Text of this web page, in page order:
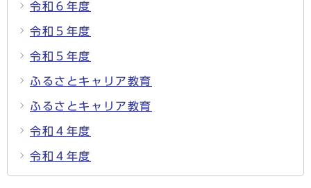
令和６年度
令和５年度
令和５年度
ふるさとキャリア教育
ふるさとキャリア教育
令和４年度
令和４年度